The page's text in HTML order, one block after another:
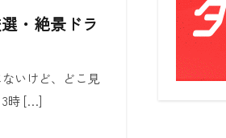
・絶景ドラ
いけど、どこ見
3時 […]